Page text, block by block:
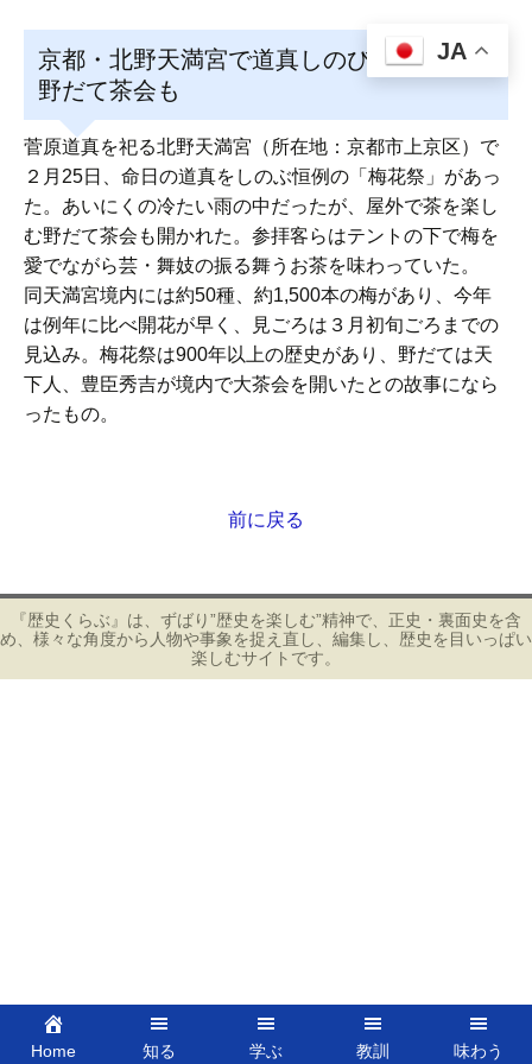
京都・北野天満宮で道真しのび「梅花祭」
野だて茶会も
菅原道真を祀る北野天満宮（所在地：京都市上京区）で
２月25日、命日の道真をしのぶ恒例の「梅花祭」があっ
た。あいにくの冷たい雨の中だったが、屋外で茶を楽し
む野だて茶会も開かれた。参拝客らはテントの下で梅を
愛でながら芸・舞妓の振る舞うお茶を味わっていた。
同天満宮境内には約50種、約1,500本の梅があり、今年
は例年に比べ開花が早く、見ごろは３月初旬ごろまでの
見込み。梅花祭は900年以上の歴史があり、野だては天
下人、豊臣秀吉が境内で大茶会を開いたとの故事になら
ったもの。
ナ
ビ
ゲ
ー
前に戻る
『歴史くらぶ』は、ずばり”歴史を楽しむ”精神で、正史・裏面史を含
め、様々な角度から人物や事象を捉え直し、編集し、歴史を目いっぱい
楽しむサイトです。
Home 知る 学ぶ 教訓 味わう
JA